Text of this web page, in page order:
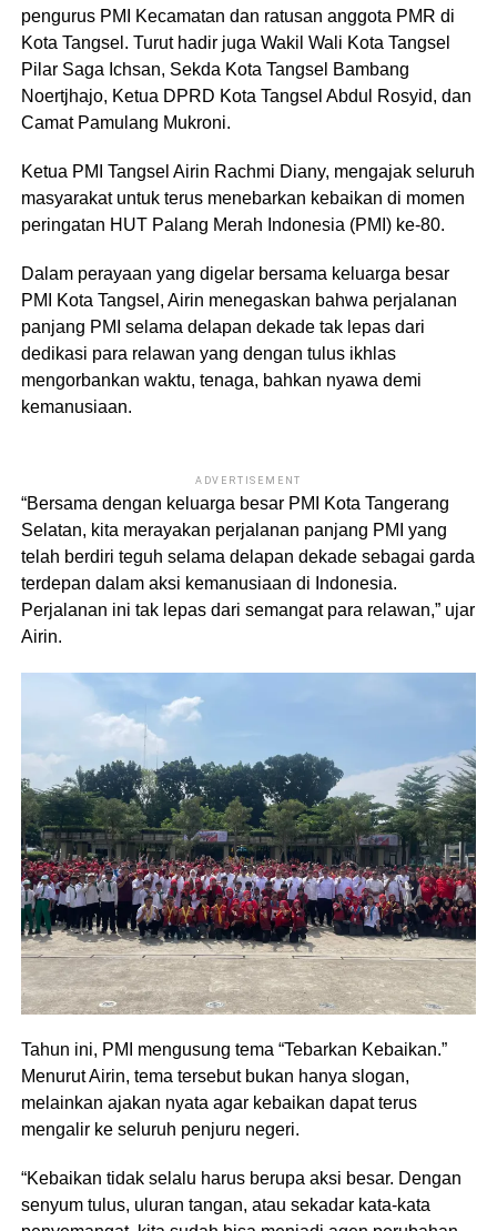
pengurus PMI Kecamatan dan ratusan anggota PMR di
Kota Tangsel. Turut hadir juga Wakil Wali Kota Tangsel
Pilar Saga Ichsan, Sekda Kota Tangsel Bambang
Noertjhajo, Ketua DPRD Kota Tangsel Abdul Rosyid, dan
Camat Pamulang Mukroni.
Ketua PMI Tangsel Airin Rachmi Diany, mengajak seluruh
masyarakat untuk terus menebarkan kebaikan di momen
peringatan HUT Palang Merah Indonesia (PMI) ke-80.
Dalam perayaan yang digelar bersama keluarga besar
PMI Kota Tangsel, Airin menegaskan bahwa perjalanan
panjang PMI selama delapan dekade tak lepas dari
dedikasi para relawan yang dengan tulus ikhlas
mengorbankan waktu, tenaga, bahkan nyawa demi
kemanusiaan.
ADVERTISEMENT
“Bersama dengan keluarga besar PMI Kota Tangerang
Selatan, kita merayakan perjalanan panjang PMI yang
telah berdiri teguh selama delapan dekade sebagai garda
terdepan dalam aksi kemanusiaan di Indonesia.
Perjalanan ini tak lepas dari semangat para relawan,” ujar
Airin.
Tahun ini, PMI mengusung tema “Tebarkan Kebaikan.”
Menurut Airin, tema tersebut bukan hanya slogan,
melainkan ajakan nyata agar kebaikan dapat terus
mengalir ke seluruh penjuru negeri.
“Kebaikan tidak selalu harus berupa aksi besar. Dengan
senyum tulus, uluran tangan, atau sekadar kata-kata